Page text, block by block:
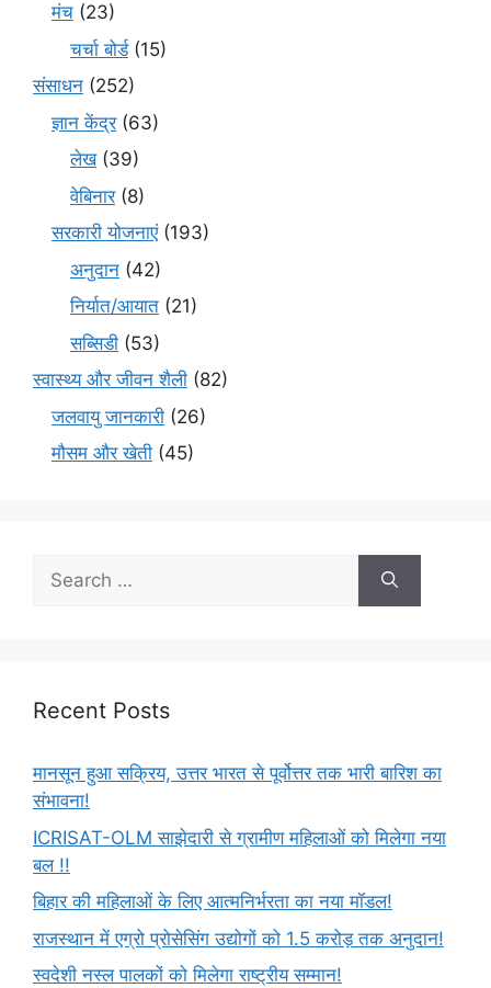
मंच (23)
चर्चा बोर्ड(15)
संसाधन (252)
ज्ञान केंद्र(63)
लेख(39)
वेबिनार(8)
सरकारी योजनाएं(193)
अनुदान (42)
निर्यात/आयात (21)
सब्सिडी (53)
स्वास्थ्य और जीवन शैली (82)
जलवायु जानकारी (26)
मौसम और खेती (45)
Recent Posts
मानसून हुआ सक्रिय, उत्तर भारत से पूर्वोत्तर तक भारी बारिश का
संभावना!
ICRISAT-OLM साझेदारी से ग्रामीण महिलाओं को मिलेगा नया
बल !!
बिहार की महिलाओं के लिए आत्मनिर्भरता का नया मॉडल!
राजस्थान में एग्रो प्रोसेसिंग उद्योगों को 1.5 करोड़ तक अनुदान!
स्वदेशी नस्ल पालकों को मिलेगा राष्ट्रीय सम्मान!